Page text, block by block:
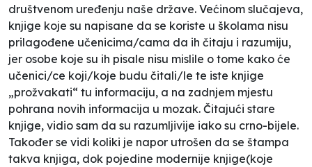
društvenom uređenju naše države. Većinom slučajeva,
knjige koje su napisane da se koriste u školama nisu
prilagođene učenicima/cama da ih čitaju i razumiju,
jer osobe koje su ih pisale nisu mislile o tome kako će
učenici/ce koji/koje budu čitali/le te iste knjige
„prožvakati“ tu informaciju, a na zadnjem mjestu
pohrana novih informacija u mozak. Čitajući stare
knjige, vidio sam da su razumljivije iako su crno-bijele.
Također se vidi koliki je napor utrošen da se štampa
takva knjiga, dok pojedine modernije knjige(koje